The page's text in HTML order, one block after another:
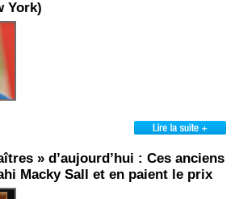
York)
» d’aujourd’hui : Ces anciens
Macky Sall et en paient le prix